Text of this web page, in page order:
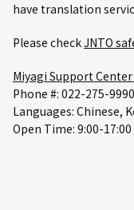
have translation
Please checkJNTO
Miyagi Support
Phone #: 022-275-9990
Languages: Chinese,
Open Time: 9:00-17:00